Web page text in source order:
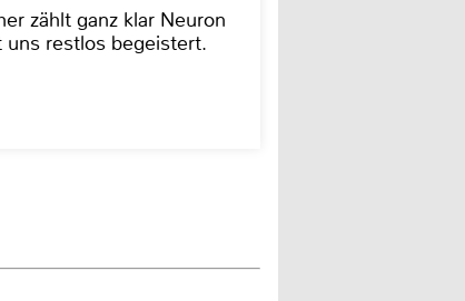
zählt ganz klar Neuron
uns restlos begeistert.